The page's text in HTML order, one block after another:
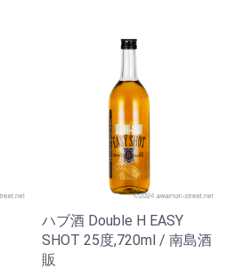
ハブ酒 Double H EASY
SHOT 25度,720ml / 南島酒
販